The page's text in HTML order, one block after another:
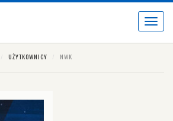
Toggle
UŻYTKOWNICY NWK